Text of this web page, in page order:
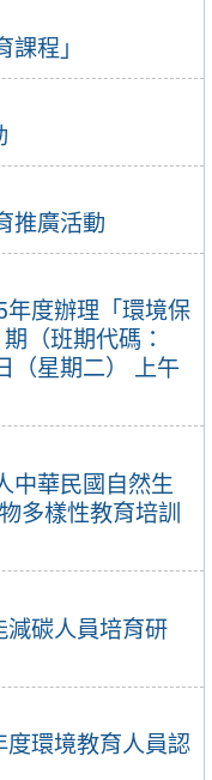
程」
推廣活動
度辦理「環境保
（班期代碼：
（星期二） 上午
中華民國自然生
多樣性教育培訓
碳人員培育研
環境教育人員認